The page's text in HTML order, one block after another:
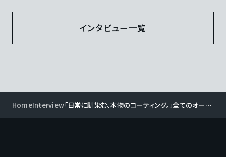
インタビュー一覧
HomeInterview「日常に馴染む、本物のコーティング。」全てのオーナ